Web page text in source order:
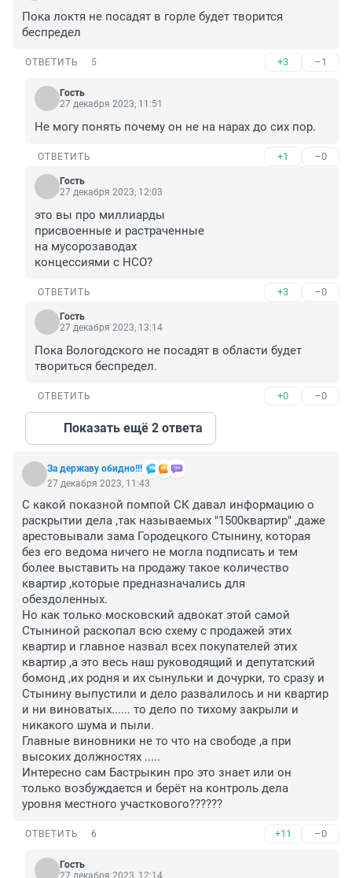
Пока локтя не посадят в горле будет творится
беспредел
ОТВЕТИТЬ 5 +3 –1
Гость
27 декабря 2023, 11:51
Не могу понять почему он не на нарах до сих пор.
ОТВЕТИТЬ +1 –0
Гость
27 декабря 2023, 12:03
это вы про миллиарды
присвоенные и растраченные
на мусорозаводах
концессиями с НСО?
ОТВЕТИТЬ +3 –0
Гость
27 декабря 2023, 13:14
Пока Вологодского не посадят в области будет
твориться беспредел.
ОТВЕТИТЬ +0 –0
Показать ещё 2 ответа
За державу обидно!!!
27 декабря 2023, 11:43
С какой показной помпой СК давал информацию о
раскрытии дела ,так называемых "1500квартир" ,даже
арестовывали зама Городецкого Стынину, которая
без его ведома ничего не могла подписать и тем
более выставить на продажу такое количество
квартир ,которые предназначались для
обездоленных.
Но как только московский адвокат этой самой
Стыниной раскопал всю схему с продажей этих
квартир и главное назвал всех покупателей этих
квартир ,а это весь наш руководящий и депутатский
бомонд ,их родня и их сынульки и дочурки, то сразу и
Стынину выпустили и дело развалилось и ни квартир
и ни виноватых...... то дело по тихому закрыли и
никакого шума и пыли.
Главные виновники не то что на свободе ,а при
высоких должностях .....
Интересно сам Бастрыкин про это знает или он
только возбуждается и берёт на контроль дела
уровня местного участкового??????
ОТВЕТИТЬ 6 +11 –0
Гость
27 декабря 2023, 12:14